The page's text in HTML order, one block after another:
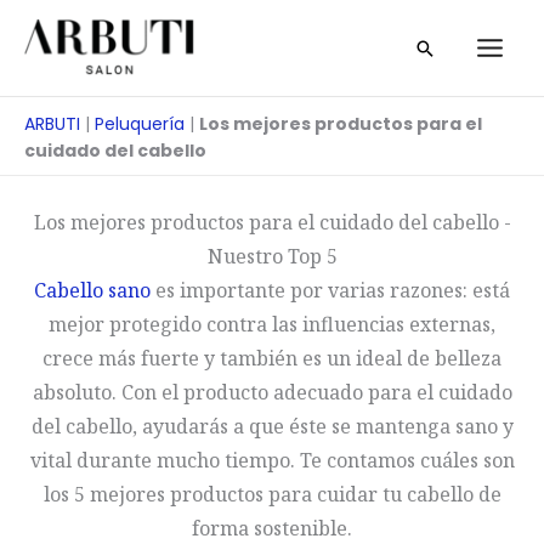
contenido
Buscar
ARBUTI | Peluquería | Los mejores productos para el
cuidado del cabello
Los mejores productos para el cuidado del cabello -
Nuestro Top 5
Cabello sano es importante por varias razones: está
mejor protegido contra las influencias externas,
crece más fuerte y también es un ideal de belleza
absoluto. Con el producto adecuado para el cuidado
del cabello, ayudarás a que éste se mantenga sano y
vital durante mucho tiempo. Te contamos cuáles son
los 5 mejores productos para cuidar tu cabello de
forma sostenible.